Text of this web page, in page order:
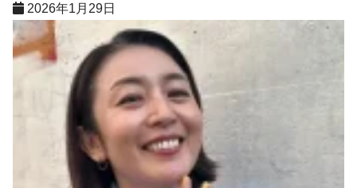
2026年1月29日